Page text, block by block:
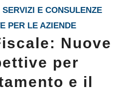
SERVIZI E CONSULENZE
PER LE AZIENDE
Nuove
per
e il